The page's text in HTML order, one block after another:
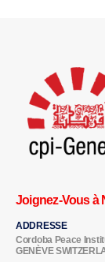
Joignez-Vous à
ADDRESSE
Cordoba Peace
GENÈVE